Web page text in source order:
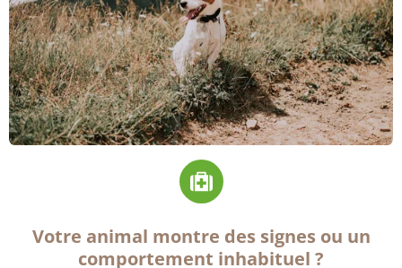
Votre animal montre des signes ou un
comportement inhabituel ?